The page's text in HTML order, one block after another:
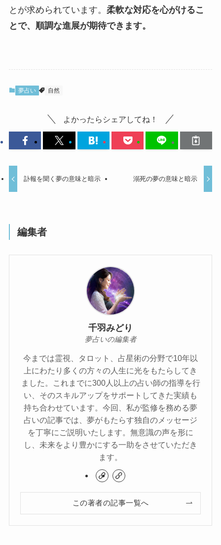
とが求められています。 柔軟な対応を心がけるこ
とで、順調な進展が期待できます。
夢占い 自然
よかったらシェアしてね！
訃報を聞く夢の意味と暗示 溺死の夢の意味と暗示
編集者
千羽みどり
夢占いの編集者
今までは霊視、タロット、占星術の分野で10年以
上にわたり多くの方々の人生に光をもたらしてき
ました。これまでに300人以上の占い師の指導を行
い、そのスキルアップをサポートしてきた実績も
持ち合わせています。今回、私が監修を務める夢
占いの記事では、夢がもたらす独自のメッセージ
を丁寧にご説明いたします。無意識の声を形に
し、未来をより豊かにする一助をさせていただき
ます。
この著者の記事一覧へ